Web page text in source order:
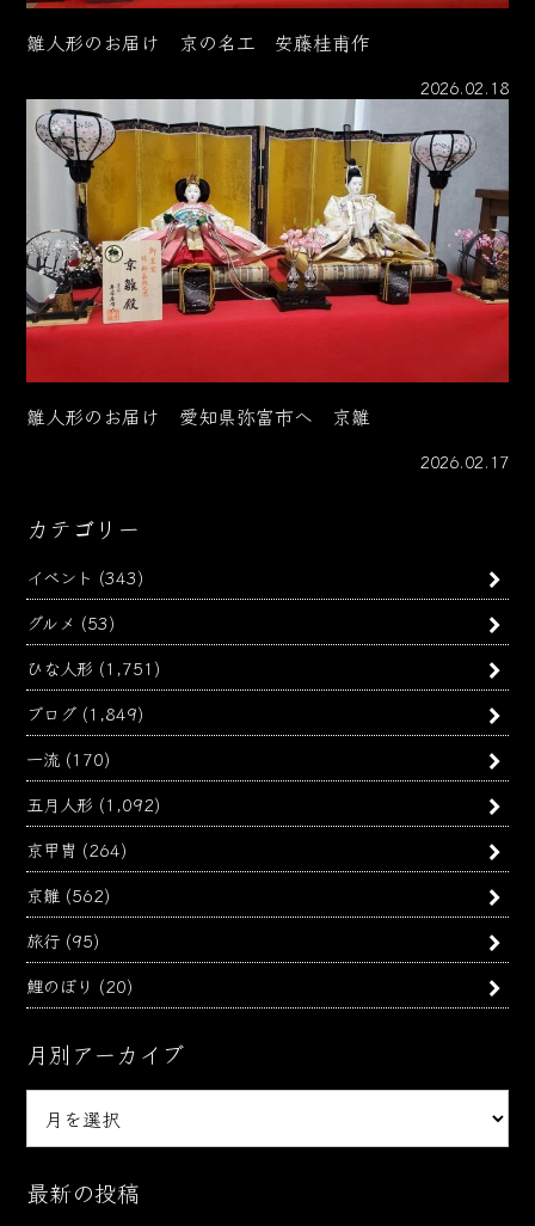
雛人形のお届け 京の名工 安藤桂甫作
2026.02.18
雛人形のお届け 愛知県弥富市へ 京雛
2026.02.17
カテゴリー
イベント (343)
グルメ (53)
ひな人形 (1,751)
ブログ (1,849)
一流 (170)
五月人形 (1,092)
京甲冑 (264)
京雛 (562)
旅行 (95)
鯉のぼり (20)
月別アーカイブ
ー
最新の投稿